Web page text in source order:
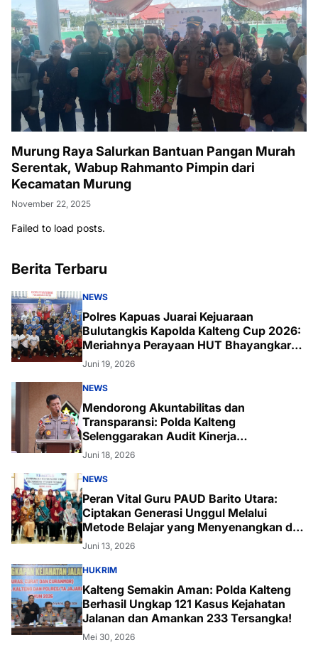
Murung Raya Salurkan Bantuan Pangan Murah
Serentak, Wabup Rahmanto Pimpin dari
Kecamatan Murung
November 22, 2025
Failed to load posts.
Berita Terbaru
NEWS
Polres Kapuas Juarai Kejuaraan
Bulutangkis Kapolda Kalteng Cup 2026:
Meriahnya Perayaan HUT Bhayangkara
ke-80 di Palangka Raya
Juni 19, 2026
NEWS
Mendorong Akuntabilitas dan
Transparansi: Polda Kalteng
Selenggarakan Audit Kinerja
Komprehensif Bersama Itwasum Polri
Juni 18, 2026
NEWS
Peran Vital Guru PAUD Barito Utara:
Ciptakan Generasi Unggul Melalui
Metode Belajar yang Menyenangkan dan
Inovatif
Juni 13, 2026
HUKRIM
Kalteng Semakin Aman: Polda Kalteng
Berhasil Ungkap 121 Kasus Kejahatan
Jalanan dan Amankan 233 Tersangka!
Mei 30, 2026